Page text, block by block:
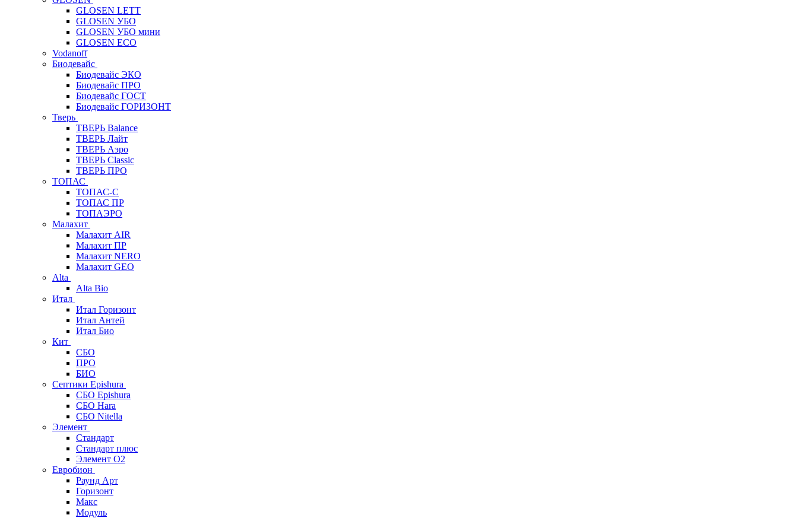
GLOSEN LETT
GLOSEN УБО
GLOSEN УБО мини
GLOSEN ECO
Vodanoff
Биодевайс
Биодевайс ЭКО
Биодевайс ПРО
Биодевайс ГОСТ
Биодевайс ГОРИЗОНТ
Тверь
ТВЕРЬ Balance
ТВЕРЬ Лайт
ТВЕРЬ Аэро
ТВЕРЬ Classic
ТВЕРЬ ПРО
ТОПАС
ТОПАС-С
ТОПАС ПР
ТОПАЭРО
Малахит
Малахит AIR
Малахит ПР
Малахит NERO
Малахит GEO
Alta
Alta Bio
Итал
Итал Горизонт
Итал Антей
Итал Био
Кит
СБО
ПРО
БИО
Септики Epishura
СБО Epishura
СБО Hara
СБО Nitella
Элемент
Стандарт
Стандарт плюс
Элемент О2
Евробион
Раунд Арт
Горизонт
Макс
Модуль